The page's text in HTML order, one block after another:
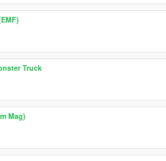
Truck
Mag)